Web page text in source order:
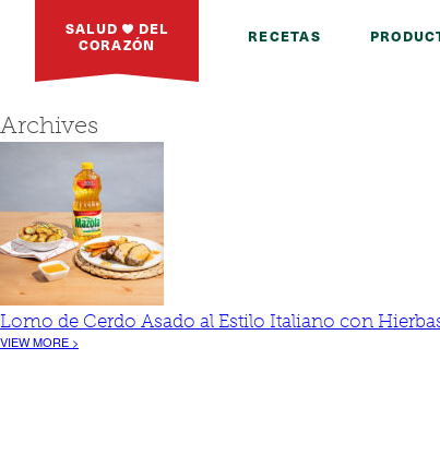
SALUD DEL
CORAZÓN RECETAS
Archives
Lomo de Cerdo Asado al Estilo Italiano con
VIEW MORE >